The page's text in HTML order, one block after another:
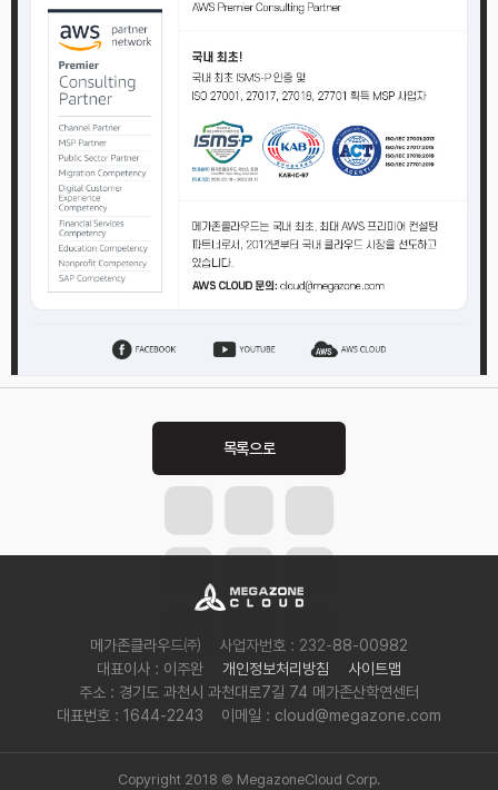
메가존클라우드㈜
사업자번호 : 232-88-00982
대표이사 : 이주완
개인정보처리방침
사이트맵
주소 : 경기도 과천시 과천대로7길 74 메가존산학연센터
대표번호 : 1644-2243
이메일 : cloud@megazone.com
Copyright 2018 © MegazoneCloud Corp.